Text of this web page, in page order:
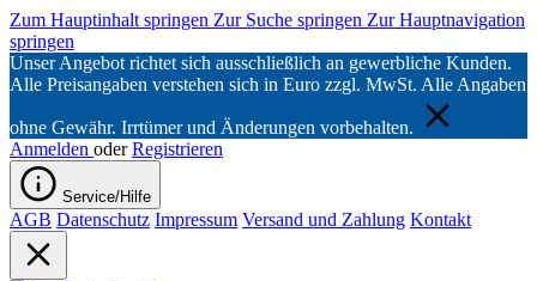
Zum Hauptinhalt springen Zur Suche springen Zur Hauptnavigation
springen
Unser Angebot richtet sich ausschließlich an gewerbliche Kunden.
Alle Preisangaben verstehen sich in Euro zzgl. MwSt. Alle Angaben
ohne Gewähr. Irrtümer und Änderungen vorbehalten.
Anmelden oder Registrieren
Service/Hilfe
AGB Datenschutz Impressum Versand und Zahlung Kontakt